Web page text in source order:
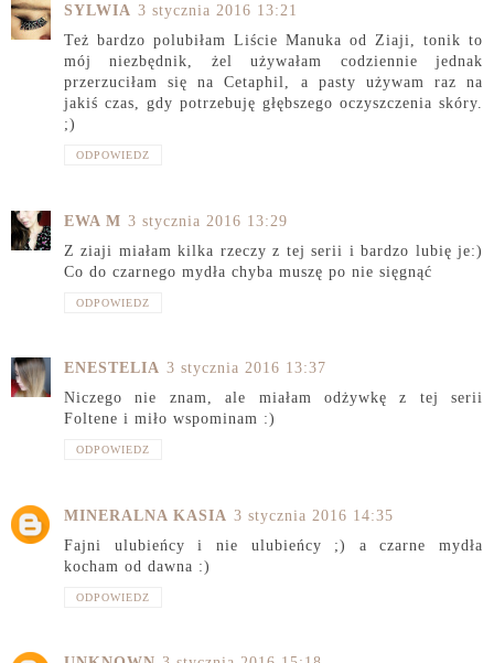
SYLWIA 3 stycznia 2016 13:21
Też bardzo polubiłam Liście Manuka od Ziaji, tonik to
mój niezbędnik, żel używałam codziennie jednak
przerzuciłam się na Cetaphil, a pasty używam raz na
jakiś czas, gdy potrzebuję głębszego oczyszczenia skóry.
;)
ODPOWIEDZ
EWA M 3 stycznia 2016 13:29
Z ziaji miałam kilka rzeczy z tej serii i bardzo lubię je:)
Co do czarnego mydła chyba muszę po nie sięgnąć
ODPOWIEDZ
ENESTELIA 3 stycznia 2016 13:37
Niczego nie znam, ale miałam odżywkę z tej serii
Foltene i miło wspominam :)
ODPOWIEDZ
MINERALNA KASIA 3 stycznia 2016 14:35
Fajni ulubieńcy i nie ulubieńcy ;) a czarne mydła
kocham od dawna :)
ODPOWIEDZ